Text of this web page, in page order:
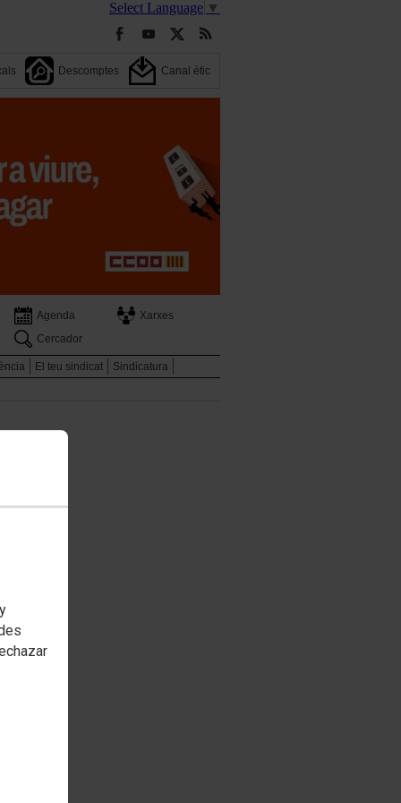
Select Language ▼
Descomptes Canal ètic
Agenda
Xarxes
Cercador
El teu sindicat Sindicatura